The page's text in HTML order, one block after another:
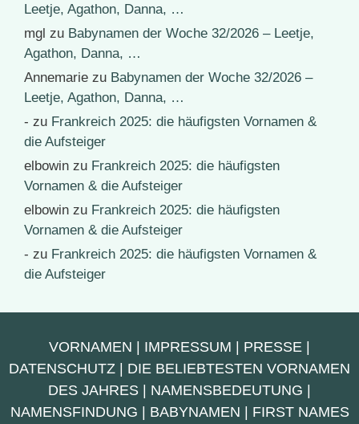
Leetje, Agathon, Danna, …
mgl zu Babynamen der Woche 32/2026 – Leetje,
Agathon, Danna, …
Annemarie zu Babynamen der Woche 32/2026 –
Leetje, Agathon, Danna, …
- zu Frankreich 2025: die häufigsten Vornamen &
die Aufsteiger
elbowin zu Frankreich 2025: die häufigsten
Vornamen & die Aufsteiger
elbowin zu Frankreich 2025: die häufigsten
Vornamen & die Aufsteiger
- zu Frankreich 2025: die häufigsten Vornamen &
die Aufsteiger
VORNAMEN | IMPRESSUM | PRESSE |
DATENSCHUTZ | DIE BELIEBTESTEN VORNAMEN
DES JAHRES | NAMENSBEDEUTUNG |
NAMENSFINDUNG | BABYNAMEN | FIRST NAMES